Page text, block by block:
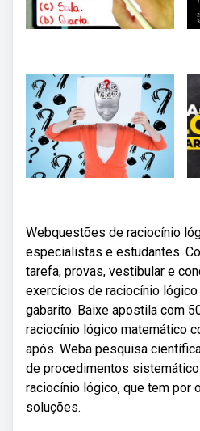
Webquestões de raciocínio
especialistas e estudantes.
tarefa, provas, vestibular e
exercícios de raciocínio
gabarito. Baixe apostila com
raciocínio lógico matemático
após. Weba pesquisa
de procedimentos
raciocínio lógico, que tem por
soluções.